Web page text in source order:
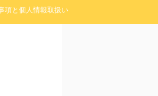
項と個人情報取扱い